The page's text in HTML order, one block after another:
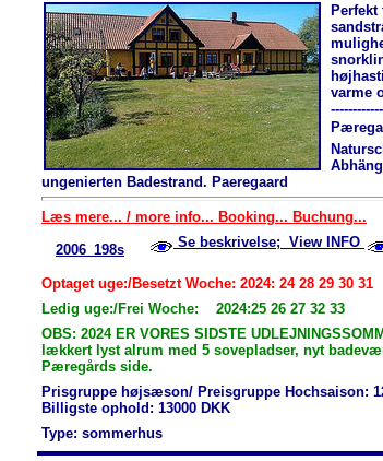
varme
ungenierten Badestrand. Paeregaard
Læs mere... / more info... Booking... Buchung...
2006_198s
Se beskrivelse; View INFO
Optaget uge:/Besetzt Woche: 2024: 24 28 29 30 31
Ledig uge:/Frei Woche: 2024:25 26 27 32 33
OBS: 2024 ER VORES SIDSTE
lækkert lyst alrum med 5 sovepladser, nyt
Pæregårds side.
Prisgruppe højsæson/ Preisgruppe Hochsaison:
Billigste ophold: 13000 DKK
Type: sommerhus